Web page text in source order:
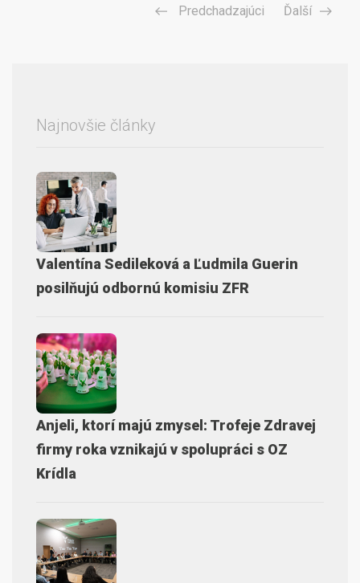
Predchadzajúci Ďalší
Najnovšie články
Valentína Sedileková a Ľudmila Guerin
posilňujú odbornú komisiu ZFR
Anjeli, ktorí majú zmysel: Trofeje Zdravej
firmy roka vznikajú v spolupráci s OZ
Krídla